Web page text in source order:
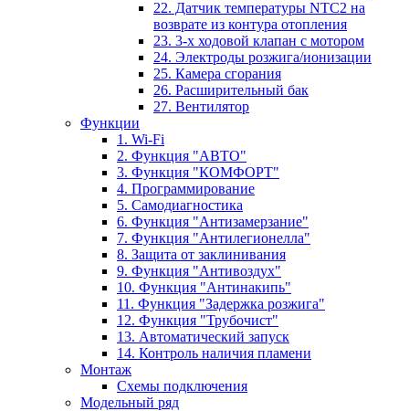
22. Датчик температуры NTC2 на
возврате из контура отопления
23. 3-х ходовой клапан с мотором
24. Электроды розжига/ионизации
25. Камера сгорания
26. Расширительный бак
27. Вентилятор
Функции
1. Wi-Fi
2. Функция "АВТО"
3. Функция "КОМФОРТ"
4. Программирование
5. Самодиагностика
6. Функция "Антизамерзание"
7. Функция "Антилегионелла"
8. Защита от заклинивания
9. Функция "Антивоздух"
10. Функция "Антинакипь"
11. Функция "Задержка розжига"
12. Функция "Трубочист"
13. Автоматический запуск
14. Контроль наличия пламени
Монтаж
Схемы подключения
Модельный ряд